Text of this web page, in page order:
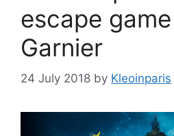
escape
Garnier
24 July 2018 by Kleoinparis